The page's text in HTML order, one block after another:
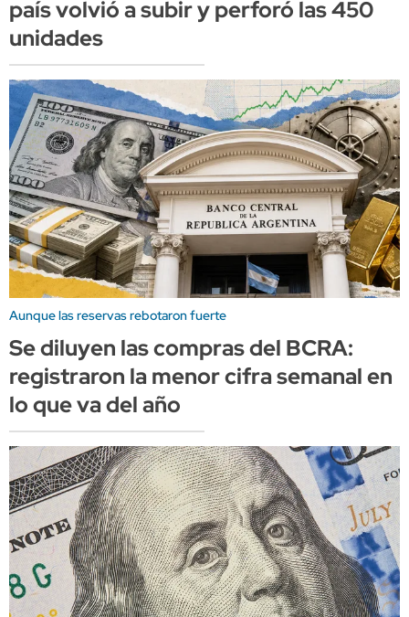
país volvió a subir y perforó las 450
unidades
Aunque las reservas rebotaron fuerte
Se diluyen las compras del BCRA:
registraron la menor cifra semanal en
lo que va del año